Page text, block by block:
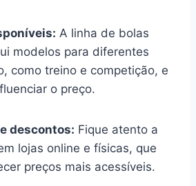
A linha de bolas
modelos para diferentes
como treino e competição, e
o preço.
descontos: Fique atento a
lojas online e físicas, que
preços mais acessíveis.